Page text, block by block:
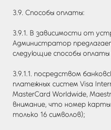
3.9. Способы оплаты:
3.9.1. В зависимости от
Администратор
следующие способы оплаты
3.9.1.1. посредством
платежных систем Visa
MasterCard Worldwide,
внимание, что номер
только 16 символов);